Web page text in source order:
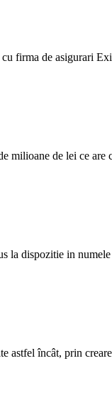
firma de asigurari
de lei ce are
la dispozitie in
încât, prin